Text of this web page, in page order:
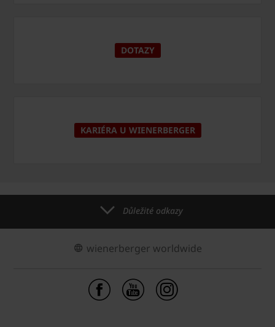
DOTAZY
KARIÉRA U WIENERBERGER
Důležité odkazy
wienerberger worldwide